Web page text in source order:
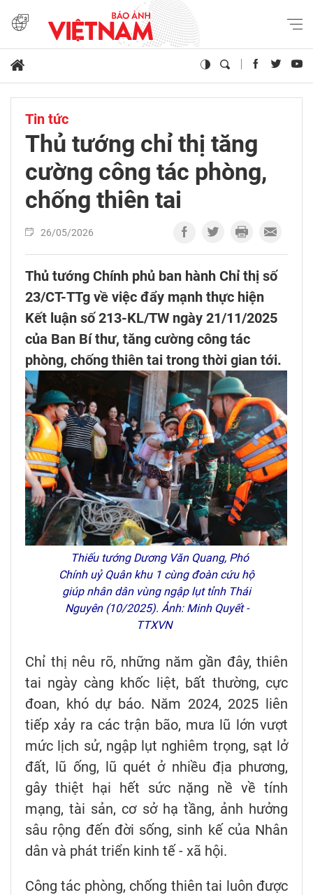
Tin tức
Thủ tướng chỉ thị tăng
cường công tác phòng,
chống thiên tai
26/05/2026
Thủ tướng Chính phủ ban hành Chỉ thị số
23/CT-TTg về việc đẩy mạnh thực hiện
Kết luận số 213-KL/TW ngày 21/11/2025
của Ban Bí thư, tăng cường công tác
phòng, chống thiên tai trong thời gian tới.
Thiếu tướng Dương Văn Quang, Phó
Chính uỷ Quân khu 1 cùng đoàn cứu hộ
giúp nhân dân vùng ngập lụt tỉnh Thái
Nguyên (10/2025). Ảnh: Minh Quyết -
TTXVN
Chỉ thị nêu rõ, những năm gần đây, thiên
tai ngày càng khốc liệt, bất thường, cực
đoan, khó dự báo. Năm 2024, 2025 liên
tiếp xảy ra các trận bão, mưa lũ lớn vượt
mức lịch sử, ngập lụt nghiêm trọng, sạt lở
đất, lũ ống, lũ quét ở nhiều địa phương,
gây thiệt hại hết sức nặng nề về tính
mạng, tài sản, cơ sở hạ tầng, ảnh hưởng
sâu rộng đến đời sống, sinh kế của Nhân
dân và phát triển kinh tế - xã hội.
Công tác phòng, chống thiên tai luôn được